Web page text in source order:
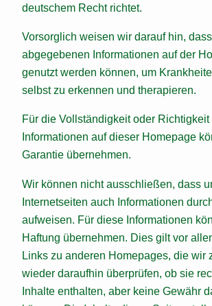
deutschem Recht richtet.
Vorsorglich weisen wir darauf hin,
abgegebenen Informationen auf der
genutzt werden können, um
selbst zu erkennen und therapieren.
Für die Vollständigkeit oder Richtigkeit
Informationen auf dieser Homepage
Garantie übernehmen.
Wir können nicht ausschließen, dass
Internetseiten auch Informationen
aufweisen. Für diese Informationen
Haftung übernehmen. Dies gilt vor
Links zu anderen Homepages, die wir
wieder daraufhin überprüfen, ob sie
Inhalte enthalten, aber keine Gewähr